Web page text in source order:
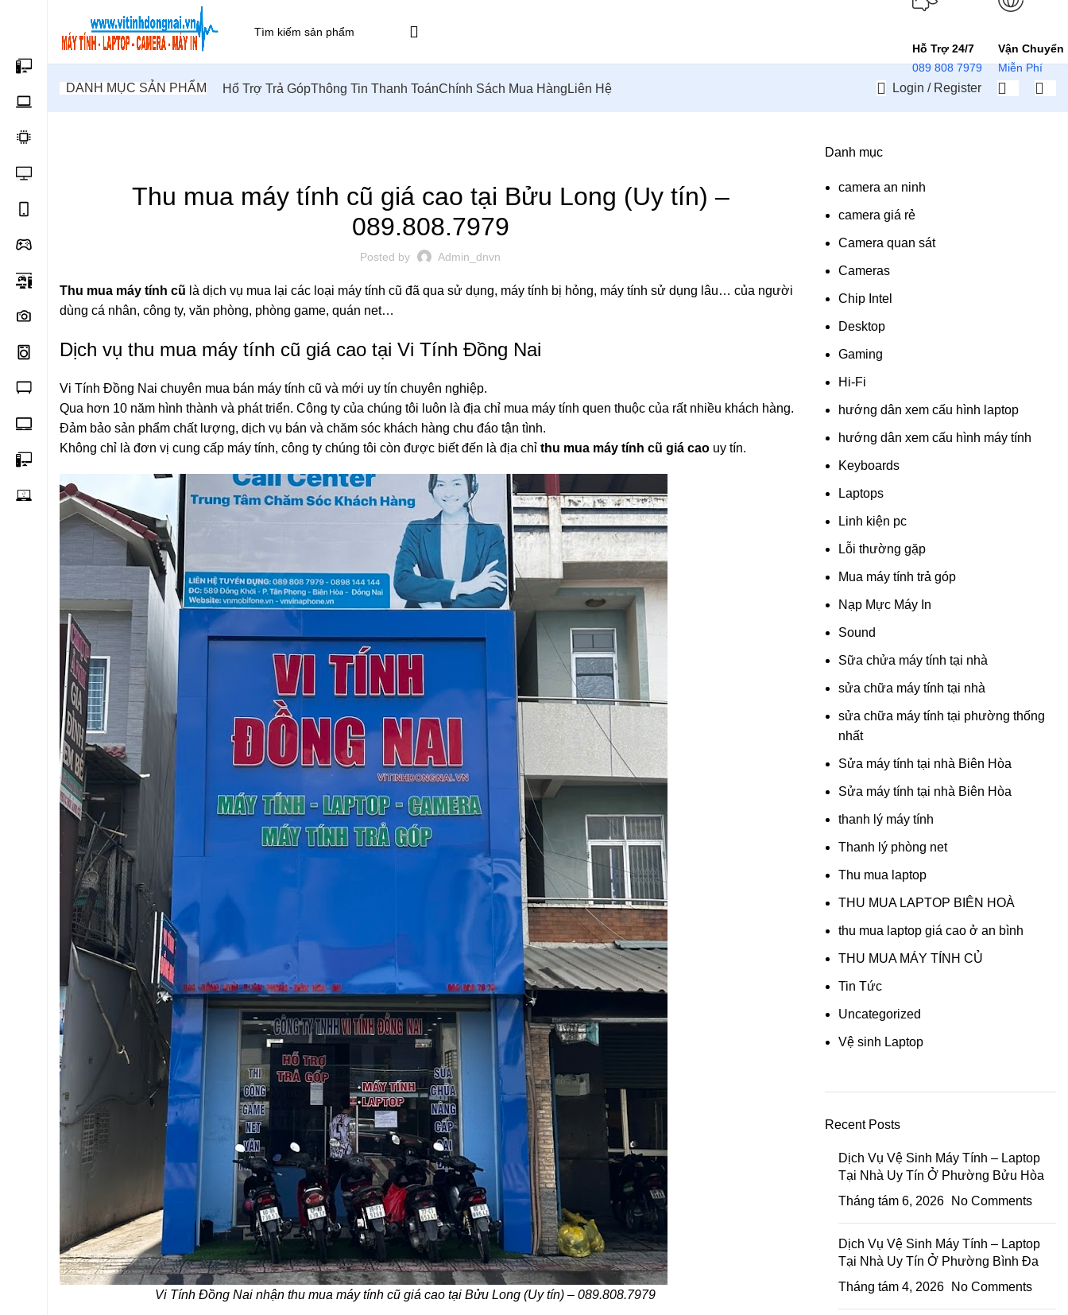
Hỗ Trợ 24/7
089 808 7979
Vận Chuyển
Miễn Phí
DANH MỤC SẢN PHẨM Hổ Trợ Trả GópThông Tin Thanh ToánChính Sách Mua Hàng Liên Hệ Login / Register
Thu mua máy tính cũ giá cao tại Bửu Long (Uy tín) –
089.808.7979
Posted by Admin_dnvn
Thu mua máy tính cũ là dịch vụ mua lại các loại máy tính cũ đã qua sử dụng, máy tính bị hỏng, máy tính sử dụng lâu… của người
dùng cá nhân, công ty, văn phòng, phòng game, quán net…
Dịch vụ thu mua máy tính cũ giá cao tại Vi Tính Đồng Nai
Vi Tính Đồng Nai chuyên mua bán máy tính cũ và mới uy tín chuyên nghiệp.
Qua hơn 10 năm hình thành và phát triển. Công ty của chúng tôi luôn là địa chỉ mua máy tính quen thuộc của rất nhiều khách hàng.
Đảm bảo sản phẩm chất lượng, dịch vụ bán và chăm sóc khách hàng chu đáo tận tình.
Không chỉ là đơn vị cung cấp máy tính, công ty chúng tôi còn được biết đến là địa chỉ thu mua máy tính cũ giá cao uy tín.
Vi Tính Đồng Nai nhận thu mua máy tính cũ giá cao tại Bửu Long (Uy tín) – 089.808.7979
Danh mục
camera an ninh
camera giá rẻ
Camera quan sát
Cameras
Chip Intel
Desktop
Gaming
Hi-Fi
hướng dân xem cấu hình laptop
hướng dân xem cấu hình máy tính
Keyboards
Laptops
Linh kiện pc
Lỗi thường gặp
Mua máy tính trả góp
Nạp Mực Máy In
Sound
Sữa chửa máy tính tại nhà
sửa chữa máy tính tại nhà
sửa chữa máy tính tại phường thống
nhất
Sửa máy tính tại nhà Biên Hòa
Sửa máy tính tại nhà Biên Hòa
thanh lý máy tính
Thanh lý phòng net
Thu mua laptop
THU MUA LAPTOP BIÊN HOÀ
thu mua laptop giá cao ở an bình
THU MUA MÁY TÍNH CỦ
Tin Tức
Uncategorized
Vệ sinh Laptop
Recent Posts
Dịch Vụ Vệ Sinh Máy Tính – Laptop
Tại Nhà Uy Tín Ở Phường Bửu Hòa
Tháng tám 6, 2026
No Comments
Dịch Vụ Vệ Sinh Máy Tính – Laptop
Tại Nhà Uy Tín Ở Phường Bình Đa
Tháng tám 4, 2026
No Comments